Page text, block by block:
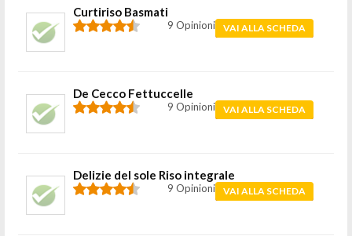
Curtiriso Basmati
9 Opinioni VAI ALLA SCHEDA
De Cecco Fettuccelle
9 Opinioni VAI ALLA SCHEDA
Delizie del sole Riso integrale
9 Opinioni VAI ALLA SCHEDA